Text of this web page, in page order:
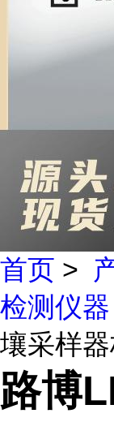
首页 >
检测仪器
壤采样
路博